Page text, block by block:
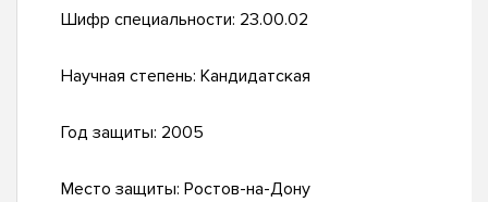
Шифр специальности: 23.00.02
Научная степень: Кандидатская
Год защиты: 2005
Место защиты: Ростов-на-Дону